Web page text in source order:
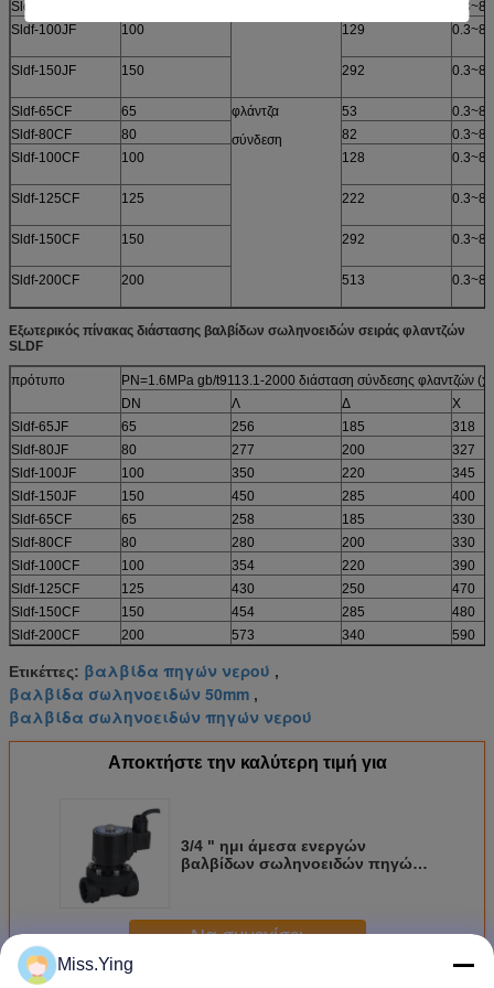
Sldf-80JF
0.3~8
Sldf-100JF
100 129 0.3~8
Sldf-150JF 150 292 0.3~8
Sldf-65CF 65
φλάντζα
σύνδεση
53
0.3~8
Sldf-80CF
80 82
0.3~8
Sldf-100CF
100 128 0.3~8
Sldf-125CF 125 222 0.3~8
Sldf-150CF 150 292 0.3~8
Sldf-200CF 200 513 0.3~8
Εξωτερικός πίνακας διάστασης βαλβίδων σωληνοειδών σειράς φλαντζών
SLDF
πρότυπο
PN=1.6MPa gb/t9113.1-2000 διάσταση σύνδεσης φλαντζών
DN
Λ Δ
Χ
Sldf-65JF
65 256 185
318
Sldf-80JF
80 277 200
327
Sldf-100JF
100 350 220
345
Sldf-150JF
150 450 285
400
Sldf-65CF
65 258 185
330
Sldf-80CF
80 280 200
330
Sldf-100CF
100 354 220
390
Sldf-125CF
125 430 250
470
Sldf-150CF
150 454 285
480
Sldf-200CF
200 573 340 590
Ετικέττες: βαλβίδα πηγών νερού ,
βαλβίδα σωληνοειδών 50mm ,
βαλβίδα σωληνοειδών πηγών νερού
Αποκτήστε την καλύτερη τιμή για
3/4 " ημι άμεσα ενεργών
βαλβίδων σωληνοειδών πηγών
Να συνεχίσει
Miss.Ying